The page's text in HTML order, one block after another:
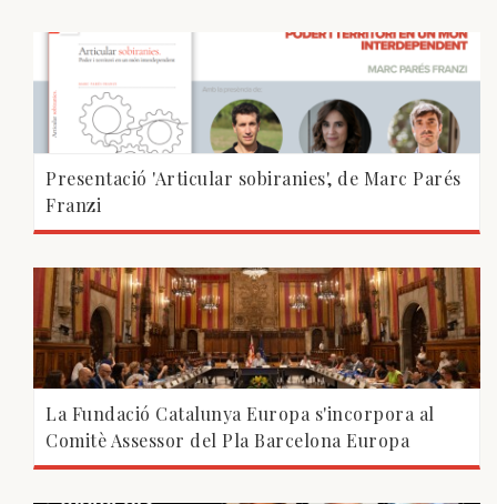
Presentació 'Articular sobiranies', de Marc Parés
Franzi
La Fundació Catalunya Europa s'incorpora al
Comitè Assessor del Pla Barcelona Europa